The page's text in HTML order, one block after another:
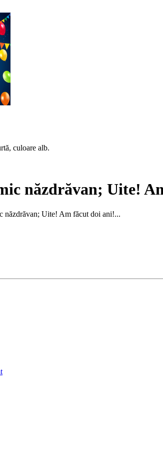
culoare alb.
năzdrăvan; Uite!
năzdrăvan; Uite! Am făcut doi ani!...